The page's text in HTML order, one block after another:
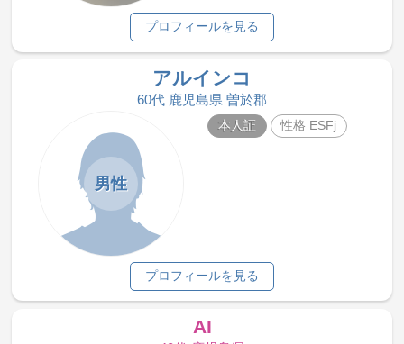
プロフィールを見る
アルインコ
60代 鹿児島県 曽於郡
男性
本人証 性格 ESFj
プロフィールを見る
AI